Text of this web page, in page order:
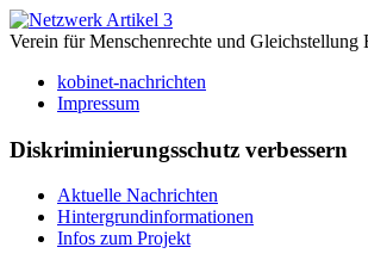
Verein für Menschenrechte und Gleichstellung
kobinet-nachrichten
Impressum
Diskriminierungsschutz verbessern
Aktuelle Nachrichten
Hintergrundinformationen
Infos zum Projekt